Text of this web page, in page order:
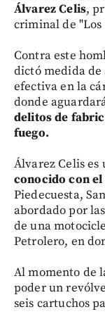
Álvarez Celis,
criminal de "Los
Contra este
dictó medida de
efectiva en la
donde
delitos de
fuego.
Álvarez Celis es
conocido con el
Piedecuesta,
abordado por
de una
Petrolero, en
Al momento de
poder un
seis cartuchos